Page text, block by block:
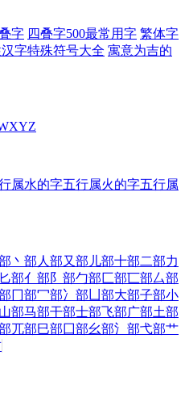
字 四叠字500最常用字 繁体字
字特殊符号大全 寓意为吉的
XYZ
属水的字五行属火的字五行属
丶部 人部又部 儿部十部二部力
匕部亻部 阝部勹部匚部匸部厶部
冂部冖部冫部 凵部大部子部小
山部马部干部士部飞部广部土部
兀部巳部囗部幺部氵部弋部艹